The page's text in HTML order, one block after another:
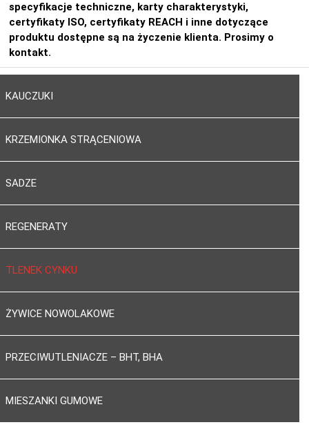
KAUCZUKI
KRZEMIONKA STRĄCENIOWA
SADZE
REGENERATY
TLENEK CYNKU
ŻYWICE NOWOLAKOWE
PRZECIWUTLENIACZE – BHT, BHA
MIESZANKI GUMOWE
specyfikacje techniczne, karty charakterystyki,
certyfikaty ISO, certyfikaty REACH i inne dotyczące
produktu dostępne są na życzenie klienta. Prosimy o
kontakt.